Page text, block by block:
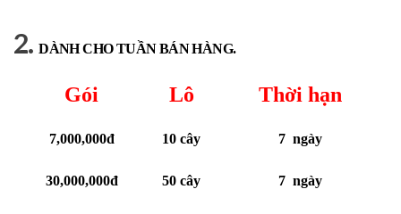
2.DÀNH CHO TUẦN BÁN HÀNG.
Gói Lô Thời hạn
7,000,000đ 10 cây 7 ngày
30,000,000đ 50 cây 7 ngày